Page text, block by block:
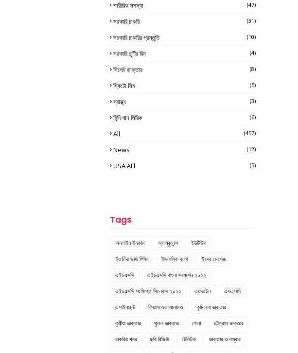
শারীরিক সমস্যা (47)
সরকারি চাকরি (31)
সরকারি চাকরির প্রস্তুতি (10)
সরকারি ছুটির দিন (4)
সিলেট ডাক্তার (8)
স্কিটো সিম (5)
স্বাস্থ্য (3)
হিন্দি গান লিরিক (6)
All (457)
News (12)
USA ALl (5)
Tags
অনলাইন ইনকাম অ্যাম্বুলেন্স
ইউটিউব
ইতালির ভাষা শিক্ষা
ইসলামিক ব্লগ
ঈদের মেসেজ
এইচএসসি
এইচএসসি বাংলা সাজেশন ২০২২
এইচএসসি সংক্ষিপ্ত সিলেবাস ২০২২
এয়ারটেল
এসএসসি
এসাইনমেন্ট
কিয়ামতের আলামত
কুমিল্লা ডাক্তার
কুষ্টিয়া ডাক্তার
খুলনা ডাক্তার খেলা
চট্টগ্রাম ডাক্তার
চাকরির খবর
ছবি রিভিউ টেলিটক
ডাক্তার ও নাম্বার